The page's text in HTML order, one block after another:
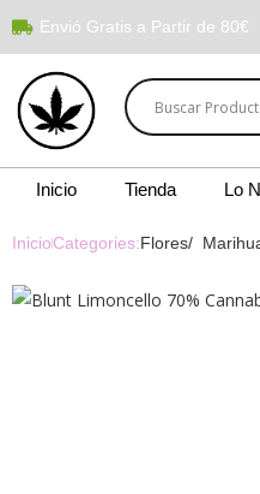
Envió Gratis a Partir de 80€
Inicio Tienda Lo
InicioCategories:Flores/